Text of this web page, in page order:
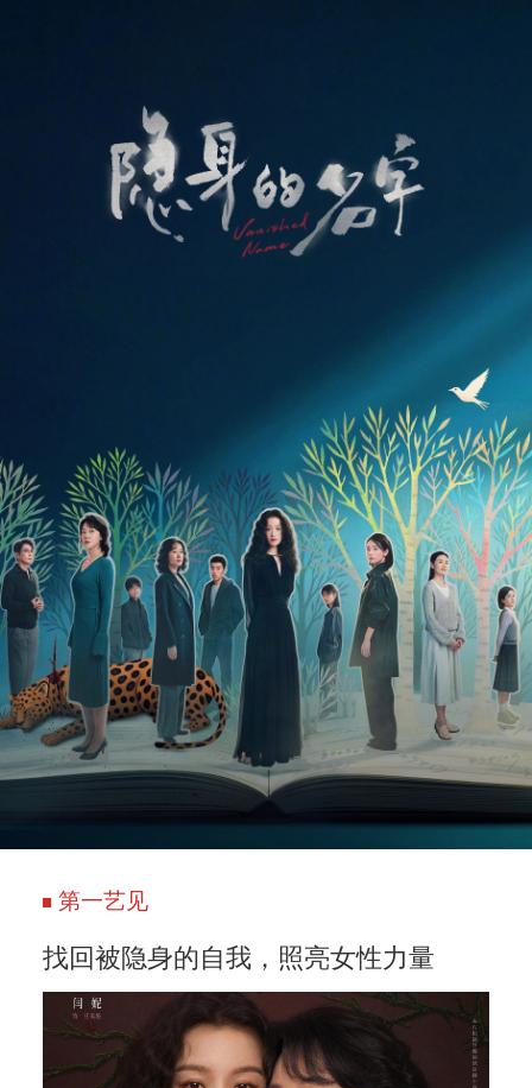
第一艺见
找回被隐身的自我，照亮女性力量